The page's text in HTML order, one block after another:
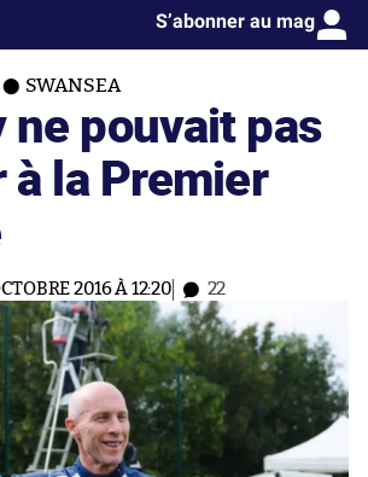
S’abonner au mag
SWANSEA
ne pouvait pas
la Premier
2016 À 12:20 22